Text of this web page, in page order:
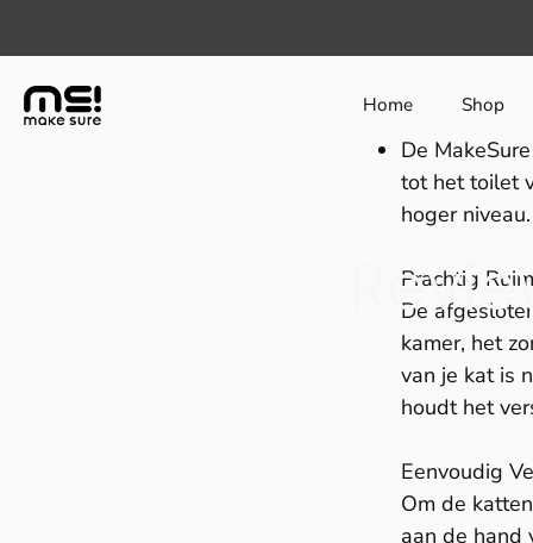
class="page-review-makesure-kattenbak-xl-popula-
Home Shop
De
tot het toilet
hoger niveau.
Prachtig
De
kamer, het
van je kat is
houdt het
Eenvoudig
Om de
aan de hand